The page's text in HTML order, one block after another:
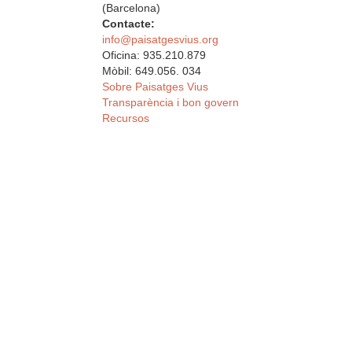
(Barcelona)
Contacte:
info@paisatgesvius.org
Oficina: 935.210.879
Mòbil: 649.056. 034
Sobre Paisatges Vius
Transparència i bon govern
Recursos